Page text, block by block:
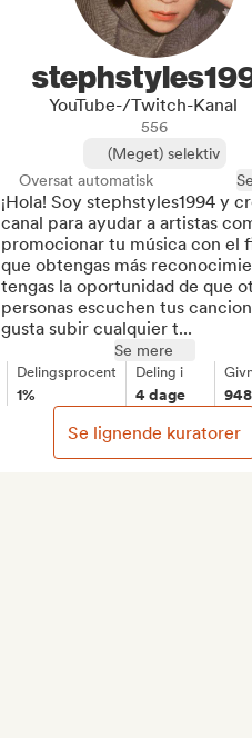
YouTube-/Twitch-Kanal
556
(Meget) selektiv
Oversat automatisk
¡Hola! Soy stephstyles1994 y
canal para ayudar a artistas
promocionar tu música con el
que obtengas más
tengas la oportunidad de que
personas escuchen tus
gusta subir cualquier t...
Se mere
Delingsprocent
1%
Deling i
4 dage 948
Se lignende kuratorer